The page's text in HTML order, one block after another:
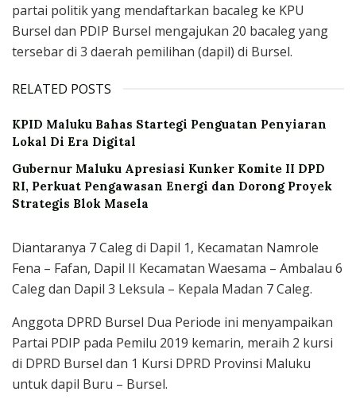
partai politik yang mendaftarkan bacaleg ke KPU
Bursel dan PDIP Bursel mengajukan 20 bacaleg yang
tersebar di 3 daerah pemilihan (dapil) di Bursel.
RELATED POSTS
KPID Maluku Bahas Startegi Penguatan Penyiaran
Lokal Di Era Digital
Gubernur Maluku Apresiasi Kunker Komite II DPD
RI, Perkuat Pengawasan Energi dan Dorong Proyek
Strategis Blok Masela
Diantaranya 7 Caleg di Dapil 1, Kecamatan Namrole
Fena – Fafan, Dapil II Kecamatan Waesama – Ambalau 6
Caleg dan Dapil 3 Leksula – Kepala Madan 7 Caleg.
Anggota DPRD Bursel Dua Periode ini menyampaikan
Partai PDIP pada Pemilu 2019 kemarin, meraih 2 kursi
di DPRD Bursel dan 1 Kursi DPRD Provinsi Maluku
untuk dapil Buru – Bursel.